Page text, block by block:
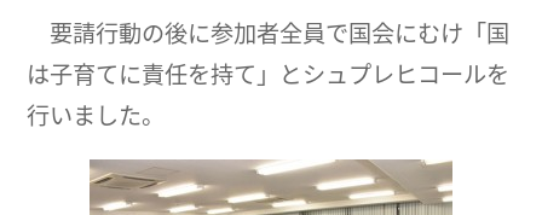
要請行動の後に参加者全員で国会にむけ「国
は子育てに責任を持て」とシュプレヒコールを
行いました。